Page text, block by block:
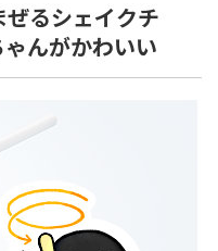
ぜるシェイクチ
んがかわいい